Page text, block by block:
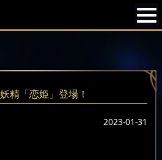
精「恋姫」登場！
2023-01-31